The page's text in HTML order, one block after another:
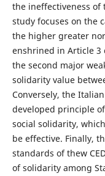
the ineffectiveness
study focuses on the
the higher greater
enshrined in Article 3
the second major
solidarity value
Conversely, the
developed principle
social solidarity,
be effective. Finally,
standards of thew
of solidarity among